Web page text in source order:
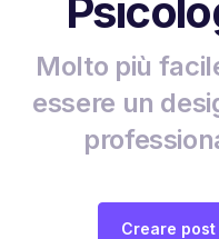
Molto più
essere un
Creare